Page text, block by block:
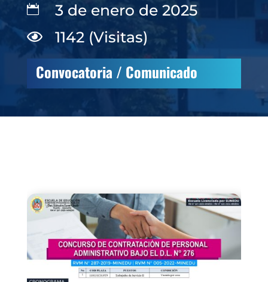
 3 de enero de 2025
 1142 (Visitas)
Convocatoria / Comunicado